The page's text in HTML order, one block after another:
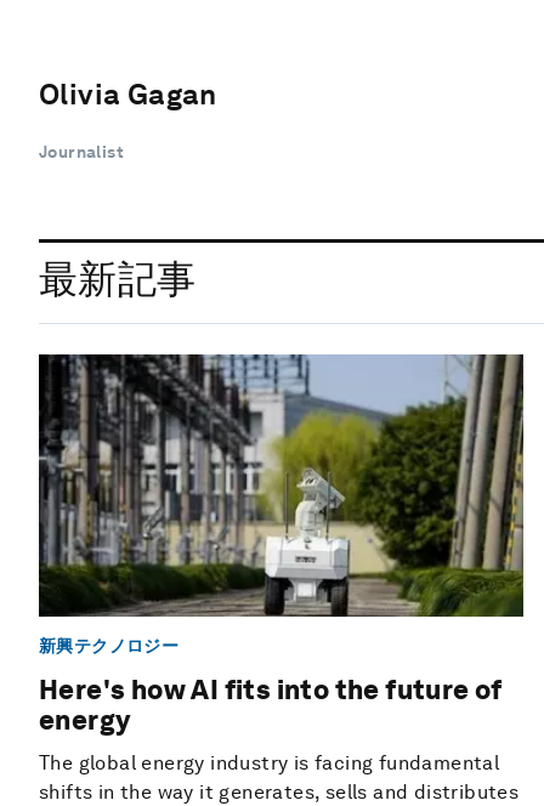
Olivia Gagan
Journalist
最新記事
新興テクノロジー
Here's how AI fits into the future of
energy
The global energy industry is facing fundamental
shifts in the way it generates, sells and distributes